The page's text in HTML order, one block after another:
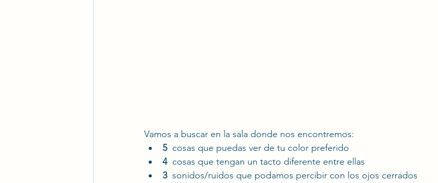
Vamos a buscar en la sala donde nos encontremos:
5 cosas que puedas ver de tu color preferido
4 cosas que tengan un tacto diferente entre ellas
3 sonidos/ruidos que podamos percibir con los ojos cerrados